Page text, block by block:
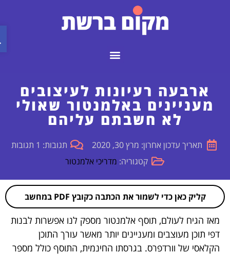
ארבעה רעיונות לעיצובים
מעניינים באלמנטור שאולי
לא חשבתם עליהם
תאריך עדכון אחרון: מרץ 30, 2020
תגובות: 1 תגובות
קטגוריה:מדריכי אלמנטור
קליק כאן כדי לשמור את הכתבה כקובץ PDF במחשב
מאז הגיח לעולם,תוסף אלמנטורמספק לנו אפשרות לבנות
דפי תוכן מעוצבים ומעניינים יותר מאשר עורך התוכן
הקלאסי של וורדפרס. בגרסתו החינמית, התוסף כולל מספר